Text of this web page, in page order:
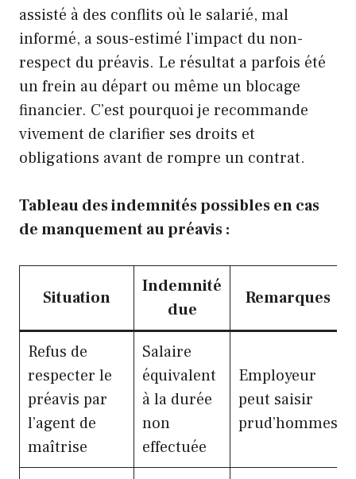
assisté à des conflits où le salarié, mal
informé, a sous-estimé l’impact du non-
respect du préavis. Le résultat a parfois été
un frein au départ ou même un blocage
financier. C’est pourquoi je recommande
vivement de clarifier ses droits et
obligations avant de rompre un contrat.
Tableau des indemnités possibles en cas
de manquement au préavis :
Situation
Indemnité
due
Remarques
Refus de
respecter le
préavis par
l’agent de
maîtrise
Salaire
équivalent
à la durée
non
effectuée
Employeur
peut saisir
prud’hommes